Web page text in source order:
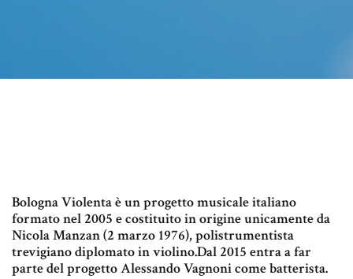
Bologna Violenta è un progetto musicale italiano
formato nel 2005 e costituito in origine unicamente da
Nicola Manzan (2 marzo 1976), polistrumentista
trevigiano diplomato in violino.Dal 2015 entra a far
parte del progetto Alessando Vagnoni come batterista.